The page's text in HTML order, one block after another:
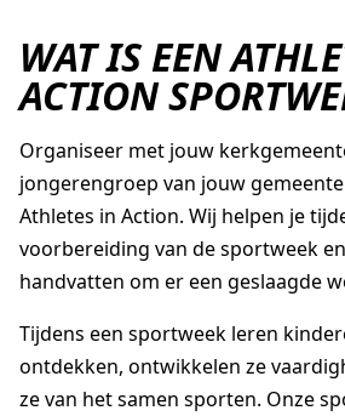
WAT IS EEN
ACTION
Organiseer met jouw
jongerengroep van jouw
Athletes in Action. Wij helpen je
voorbereiding van de sportweek
handvatten om er een geslaagde
Tijdens een sportweek leren
ontdekken, ontwikkelen ze
ze van het samen sporten. Onze